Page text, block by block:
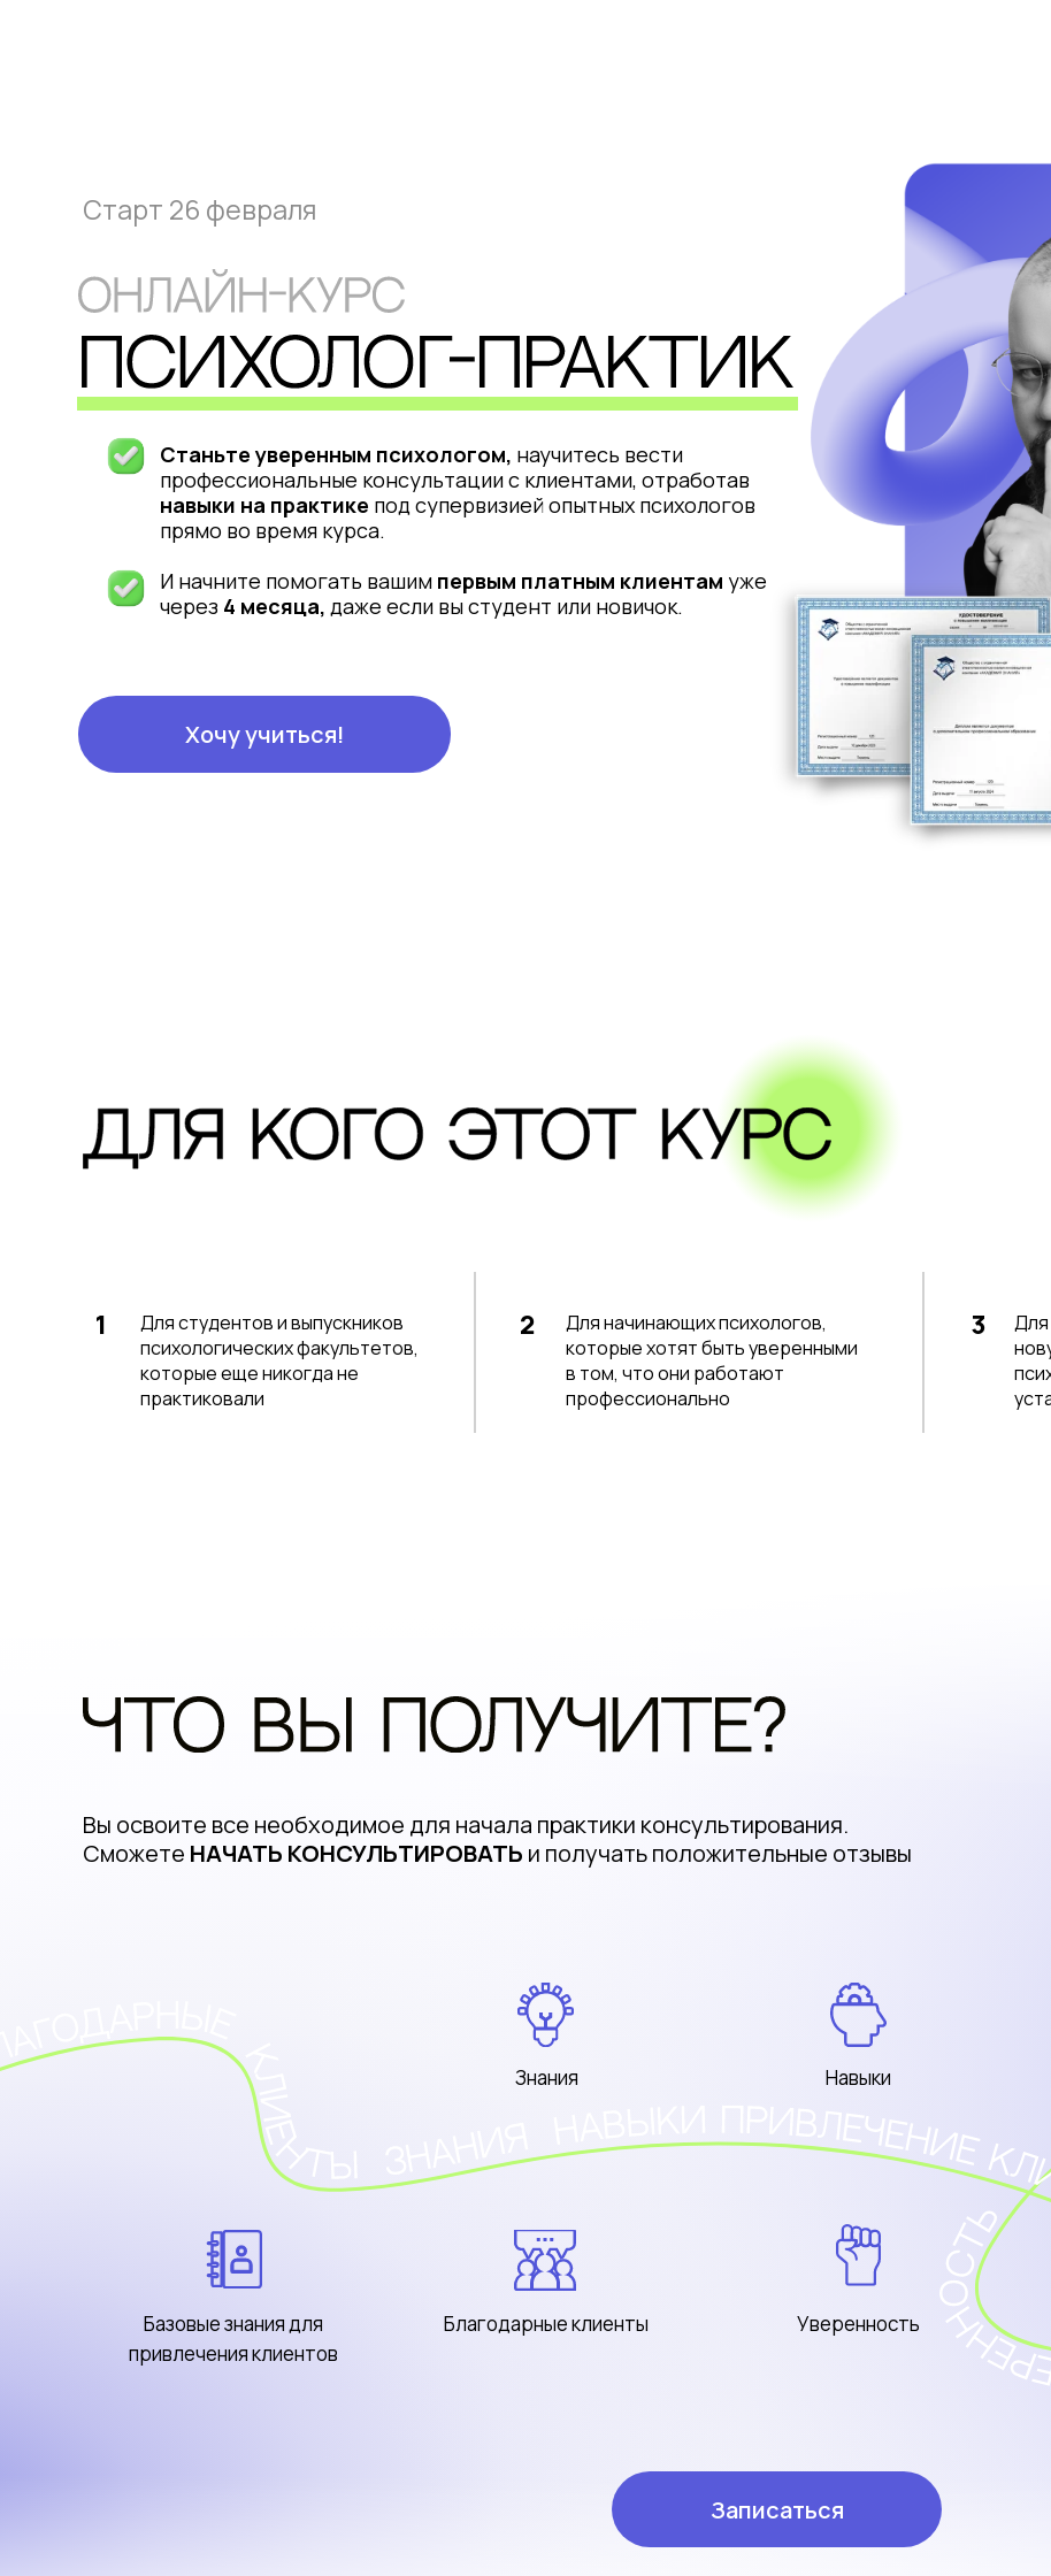
Для студентов и выпускников
психологических факультетов,
которые еще никогда не
практиковали
Для начинающих психологов,
которые хотят быть уверенными
в том, что они работают
профессионально
Для
1 3
2
Хочу учиться!
Станьте уверенным психологом, научитесь вести
профессиональные консультации с клиентами, отработав
навыки на практике под супервизией опытных психологов
прямо во время курса.
И начните помогать вашим первым платным клиентам уже
через 4 месяца, даже если вы студент или новичок.
Старт 26 февраля
Вы освоите все необходимое для начала практики консультирования.
Сможете НАЧАТЬ КОНСУЛЬТИРОВАТЬ и получать положительные отзывы
Записаться
Базовые знания для
привлечения клиентов
Благодарные клиенты Уверенность
Знания Навыки